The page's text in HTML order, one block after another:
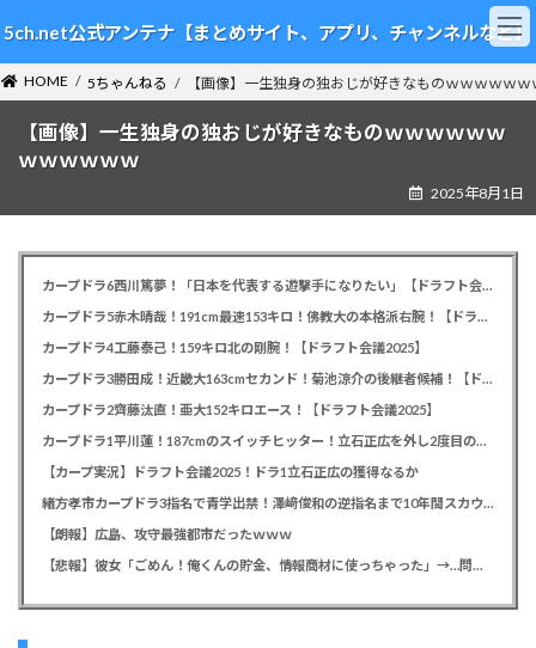
ン
テ
ン
ツ
ビ
ゲ
ー
シ
5ch.net公式アンテナ【まとめサイト、アプリ、チャンネルなど】
HOME 5ちゃんねる 【画像】一生独身の独おじが好きなものｗｗｗｗｗ
【画像】一生独身の独おじが好きなものｗｗｗｗｗｗ
ｗｗｗｗｗｗ
2025年8月1日
カープドラ6西川篤夢！「日本を代表する遊撃手になりたい」【ドラフト会議2025】
カープドラ5赤木晴哉！191cm最速153キロ！佛教大の本格派右腕！【ドラフト会議2025】
カープドラ4工藤泰己！159キロ北の剛腕！【ドラフト会議2025】
カープドラ3勝田成！近畿大163cmセカンド！菊池涼介の後継者候補！【ドラフト会議2025】
カープドラ2齊藤汰直！亜大152キロエース！【ドラフト会議2025】
カープドラ1平川蓮！187cmのスイッチヒッター！立石正広を外し2度目の重複も新井監督がクジを引き当てる！【ドラフト会議2025】
【カープ実況】ドラフト会議2025！ドラ1立石正広の獲得なるか
緒方孝市カープドラ3指名で青学出禁！澤﨑俊和の逆指名まで10年間スカウト出禁
【朗報】広島、攻守最強都市だったｗｗｗ
【悲報】彼女「ごめん！俺くんの貯金、情報商材に使っちゃった」→…問い詰めたらギャン泣きされたんだが俺が悪いのか？